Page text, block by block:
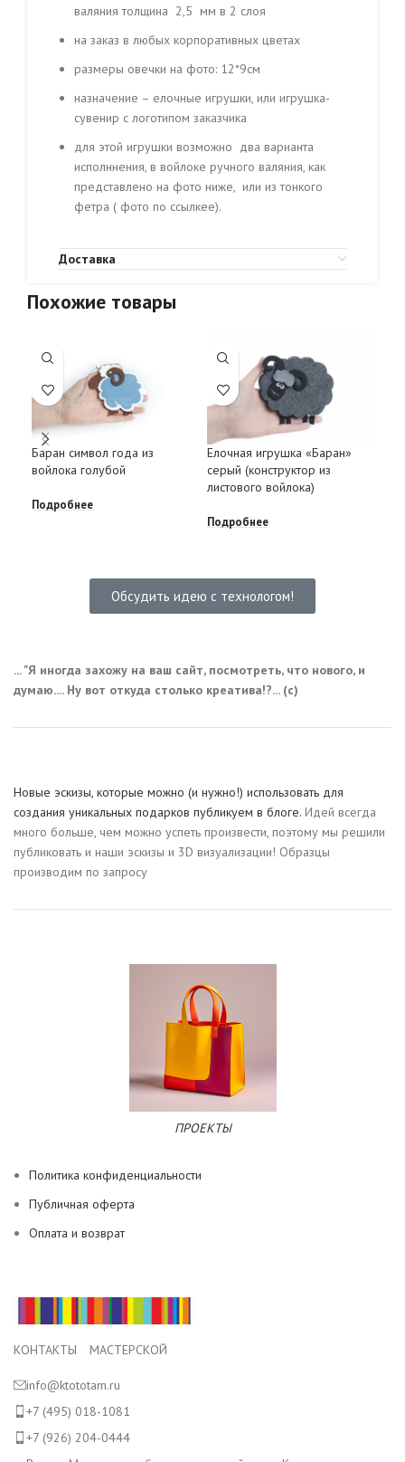
валяния толщина 2,5 мм в 2 слоя
на заказ в любых корпоративных цветах
размеры овечки на фото: 12*9см
назначение – елочные игрушки, или игрушка-
сувенир с логотипом заказчика
для этой игрушки возможно два варианта
исполннения, в войлоке ручного валяния, как
представлено на фото ниже, или из тонкого
фетра ( фото по ссылкее).
Доставка
Похожие товары
Баран символ года из
войлока голубой
Подробнее
Елочная игрушка «Баран»
серый (конструктор из
листового войлока)
Подробнее
Обсудить идею с технологом!
... "Я иногда захожу на ваш сайт, посмотреть, что нового, и
думаю.... Ну вот откуда столько креатива!?... (с)
Новые эскизы, которые можно (и нужно!) использовать для
создания уникальных подарков публикуем в блоге. Идей всегда
много больше, чем можно успеть произвести, поэтому мы решили
публиковать и наши эскизы и 3D визуализации! Образцы
производим по запросу
ПРОЕКТЫ
Политика конфиденциальности
Публичная оферта
Оплата и возврат
КОНТАКТЫ МАСТЕРСКОЙ
info@ktototam.ru
+7 (495) 018-1081
+7 (926) 204-0444